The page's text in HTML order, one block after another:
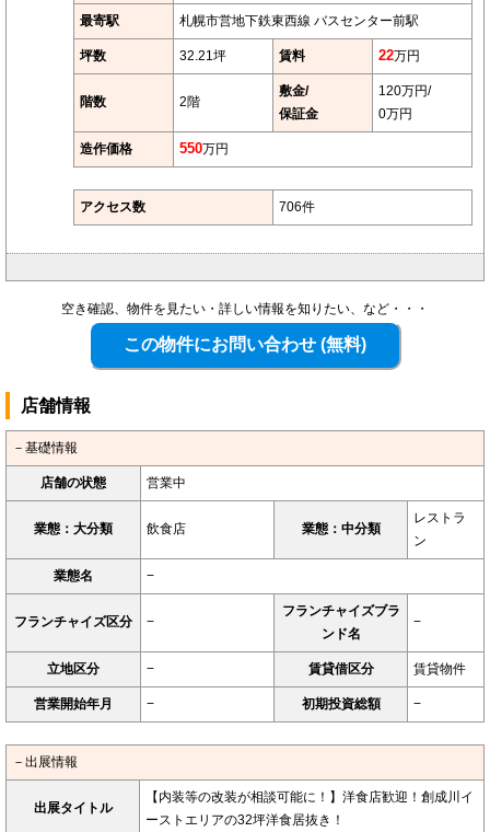
最寄駅 札幌市営地下鉄東西線 バスセンター前駅
坪数 32.21坪 賃料 22万円
階数 2階
敷金/
保証金
120万円/
0万円
造作価格 550万円
アクセス数 706件
空き確認、物件を見たい・詳しい情報を知りたい、など・・・
店舗情報
－基礎情報
店舗の状態 営業中
業態：大分類 飲食店 業態：中分類
レストラ
ン
業態名 −
フランチャイズ区分 −
フランチャイズブラ
ンド名
−
立地区分 − 賃貸借区分 賃貸物件
営業開始年月 − 初期投資総額 −
－出展情報
出展タイトル
【内装等の改装が相談可能に！】洋食店歓迎！創成川イ
ーストエリアの32坪洋食居抜き！